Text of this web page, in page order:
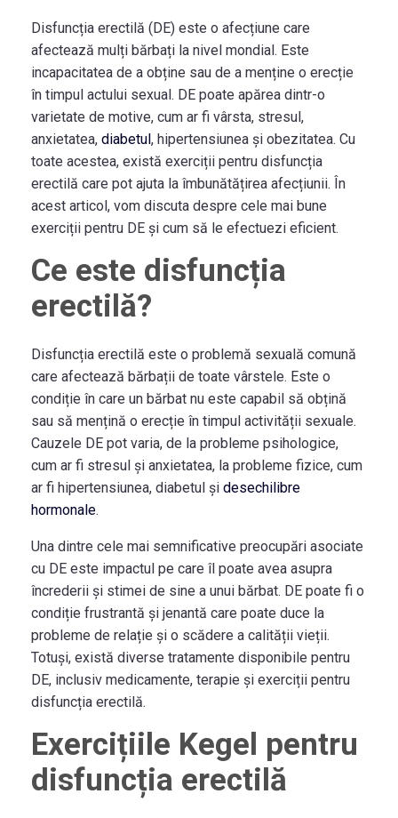
Disfuncția erectilă (DE) este o afecțiune care
afectează mulți bărbați la nivel mondial. Este
incapacitatea de a obține sau de a menține o erecție
în timpul actului sexual. DE poate apărea dintr-o
varietate de motive, cum ar fi vârsta, stresul,
anxietatea, diabetul, hipertensiunea și obezitatea. Cu
toate acestea, există exerciții pentru disfuncția
erectilă care pot ajuta la îmbunătățirea afecțiunii. În
acest articol, vom discuta despre cele mai bune
exerciții pentru DE și cum să le efectuezi eficient.
Ce este disfuncția
erectilă?
Disfuncția erectilă este o problemă sexuală comună
care afectează bărbații de toate vârstele. Este o
condiție în care un bărbat nu este capabil să obțină
sau să mențină o erecție în timpul activității sexuale.
Cauzele DE pot varia, de la probleme psihologice,
cum ar fi stresul și anxietatea, la probleme fizice, cum
ar fi hipertensiunea, diabetul și desechilibre
hormonale.
Una dintre cele mai semnificative preocupări asociate
cu DE este impactul pe care îl poate avea asupra
încrederii și stimei de sine a unui bărbat. DE poate fi o
condiție frustrantă și jenantă care poate duce la
probleme de relație și o scădere a calității vieții.
Totuși, există diverse tratamente disponibile pentru
DE, inclusiv medicamente, terapie și exerciții pentru
disfuncția erectilă.
Exercițiile Kegel pentru
disfuncția erectilă